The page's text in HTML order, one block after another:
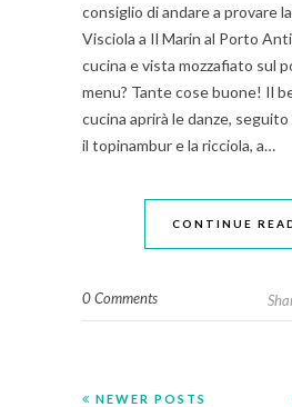
consiglio di andare a provare
Visciola a Il Marin al Porto
cucina e vista mozzafiato sul
menu? Tante cose buone! Il
cucina aprirà le danze,
il topinambur e la ricciola, a…
CONTINUE
0 Comments
NEWER POSTS